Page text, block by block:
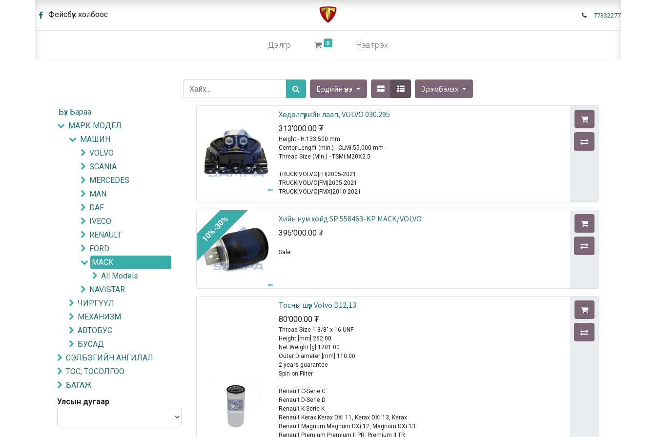
Фейсбүүк холбоос 77332277
Дэлгүүр 0 Нэвтрэх
Ердийн үнэ Эрэмбэлэх
Бүх Бараа
МАРК МОДЕЛ
МАШИН
VOLVO
SCANIA
MERCEDES
MAN
DAF
IVECO
RENAULT
FORD
MACK
All Models
NAVISTAR
ЧИРГҮҮЛ
МЕХАНИЗМ
АВТОБУС
БУСАД
СЭЛБЭГИЙН АНГИЛАЛ
ТОС, ТОСОЛГОО
БАГАЖ
Улсын дугаар
Хөдөлгүүрийн лаап, VOLVO 030.295
313'000.00 ₮
Height - H:133.500 mm
Center Lenght (min.) - CLMi:55.000 mm
Thread Size (Min.) - TSMi:M20X2.5
TRUCK|VOLVO|FH|2005-2021
TRUCK|VOLVO|FM|2005-2021
TRUCK|VOLVO|FMX|2010-2021
Хийн нум хойд SP 558463-KP MACK/VOLVO
395'000.00 ₮
Sale
10%-30%
Тосны шүүр Volvo D12,13
80'000.00 ₮
Thread Size 1 3/8" x 16 UNF
Height [mm] 262.00
Net Weight [g] 1201.00
Outer Diameter [mm] 110.00
2 years guarantee
Spin-on Filter
Renault C-Serie C
Renault D-Serie D
Renault K-Serie K
Renault Kerax Kerax DXi 11, Kerax DXi 13, Kerax
Renault Magnum Magnum DXi 12, Magnum DXi 13
Renault Premium Premium II PR, Premium II TR